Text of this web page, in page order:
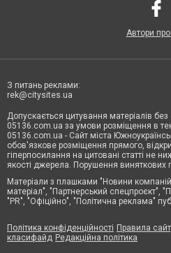
Автори
З питань реклами:
rek@citysites.ua
Допускається цитування матеріалів
05136.com.ua за умови розміщення в
05136.com.ua - Сайт міста
обов'язкове розміщення прямого,
гіперпосилання на цитовані статті не
якості джерела. Порушення виняткових
Матеріали з плашками "Новини
матеріал", "Партнерський спецпроєкт",
"PR", "Офіційно", "Політична реклама"
Політика конфіденційності Правила
класифайд Редакційна політика